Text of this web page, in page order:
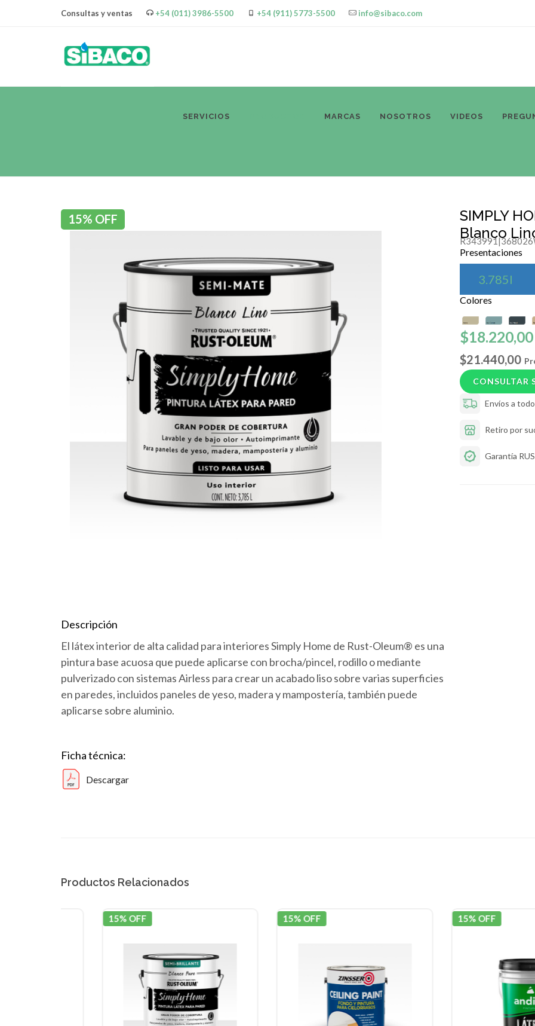
Consultas y ventas +54 (011) 3986-5500 +54 (911) 5773-5500 info@sibaco.com
SERVICIOS MARCAS NOSOTROS VIDEOS
15% OFF
Descripción
El látex interior de alta calidad para interiores Simply Home de Rust-Oleum® es una
pintura base acuosa que puede aplicarse con brocha/pincel, rodillo o mediante
pulverizado con sistemas Airless para crear un acabado liso sobre varias superficies
en paredes, incluidos paneles de yeso, madera y mampostería, también puede
aplicarse sobre aluminio.
Ficha técnica:
Descargar
SIMPLY
Blanco
Presentaciones
3.785l
Colores
$18.220,00
$21.440,00
CONSULTAR
Envíos a
Retiro por
Garantía
Productos Relacionados